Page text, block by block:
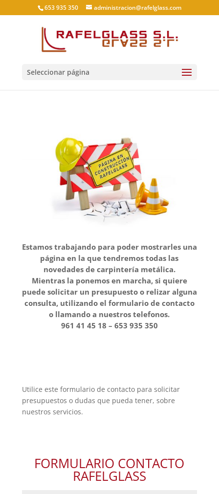
653 935 350 administracion@rafelglass.com
Seleccionar página
Estamos trabajando para poder mostrarles una
página en la que tendremos todas las
novedades de carpintería metálica.
Mientras la ponemos en marcha, si quiere
puede solicitar un presupuesto o relizar alguna
consulta, utilizando el formulario de contacto
o llamando a nuestros telefonos.
961 41 45 18 – 653 935 350
Utilice este formulario de contacto para solicitar
presupuestos o dudas que pueda tener, sobre
nuestros servicios.
FORMULARIO CONTACTO
RAFELGLASS